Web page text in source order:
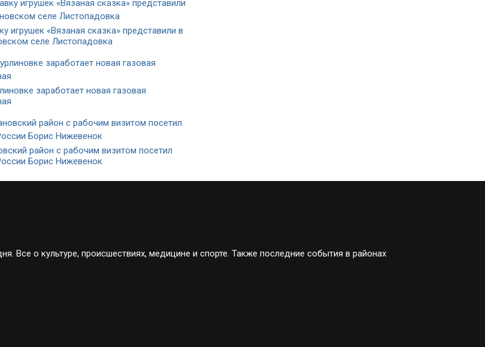
игрушек «Вязаная сказка» представили в
селе Листопадовка
заработает новая газовая
район с рабочим визитом посетил
Борис Нижевенок
Все о культуре, происшествиях, медицине и спорте. Также последние события в районах